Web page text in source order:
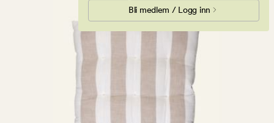
Bli medlem / Logg inn